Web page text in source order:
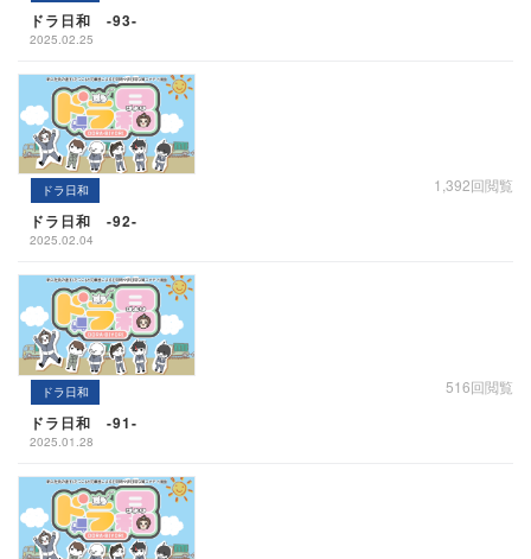
ドラ日和 -93-
2025.02.25
ドラ日和 1,392回閲覧
ドラ日和 -92-
2025.02.04
ドラ日和 516回閲覧
ドラ日和 -91-
2025.01.28